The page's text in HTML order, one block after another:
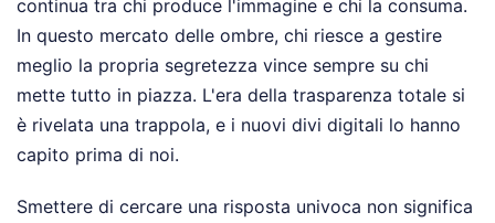
continua tra chi produce l'immagine e chi la consuma.
In questo mercato delle ombre, chi riesce a gestire
meglio la propria segretezza vince sempre su chi
mette tutto in piazza. L'era della trasparenza totale si
è rivelata una trappola, e i nuovi divi digitali lo hanno
capito prima di noi.
Smettere di cercare una risposta univoca non significa